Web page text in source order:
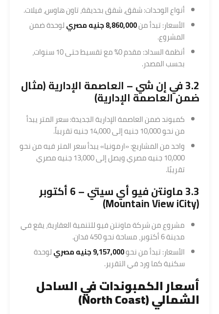
أنواع الوحدات: شقق، شقق بحديقة، تاون هاوس، فيلات.
الأسعار: تبدأ من8,860,000 جنيه مصري
لوحدة ضمن
المشروع.
أنظمة السداد: مقدم 0% مع تقسيط حتى 10 سنوات،
بحسب المصدر.
3.2 ­في إن شي – العاصمة الإدارية (مثال
ضمن العاصمة الإدارية)
كمبوند ضمن العاصمة الإدارية الجديدة: سعر المتر يبدأ
من نحو 10,000 جنيه إلى 14,000 جنيه تقريباً.
واحد من المشاريع: «ارمونيا» يبدأ سعر المتر فيه من نحو
10,000 جنيه مصري ويصل إلى 13,000 جنيه مصري
تقريبًا.
3.3 ­ماونتن فيو أي سيتي – 6 أكتوبر
(Mountain View iCity)
مشروع من شركة ماونتن فيو للتنمية العقارية، يقع في
مدينة 6 أكتوبر، مساحة نحو 450 فدان.
الأسعار: تبدأ من نحو9,157,000 جنيه مصري
لوحدة
سكنية كما ورد في التقرير.
أسعار الكمبوندات في الساحل
الشمالي (North Coast)